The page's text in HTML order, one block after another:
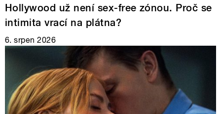
Hollywood už není sex-free zónou. Proč se
intimita vrací na plátna?
6. srpen 2026